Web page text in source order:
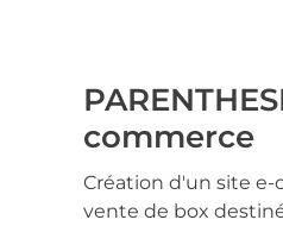
commerce
Création d'un site
vente de box